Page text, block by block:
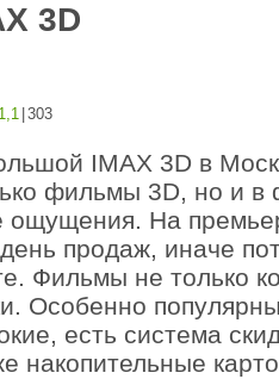
3D
303
IMAX 3D в
фильмы 3D, но и в
На
продаж, иначе
Фильмы не только
Особенно
есть система
накопительные